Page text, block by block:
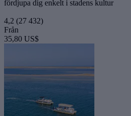
fördjupa dig enkelt i stadens kultur
4,2 (27 432)
Från
35,80 US$